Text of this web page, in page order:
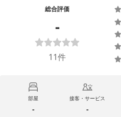
総合評価
-
11件
部屋
-
接客・サービス
-